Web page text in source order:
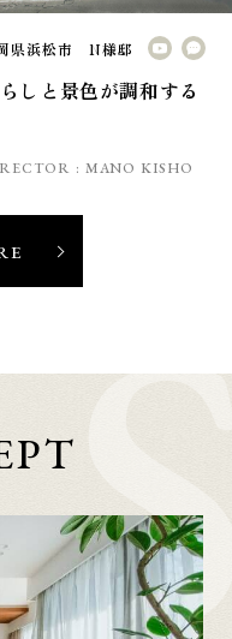
県浜松市 N様邸
しと景色が調和する
: MANO KISHO